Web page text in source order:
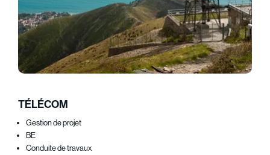
TÉLÉCOM
Gestion de projet
BE
Conduite de travaux